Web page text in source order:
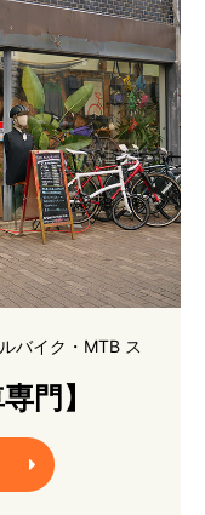
バイク・MTB ス
門】